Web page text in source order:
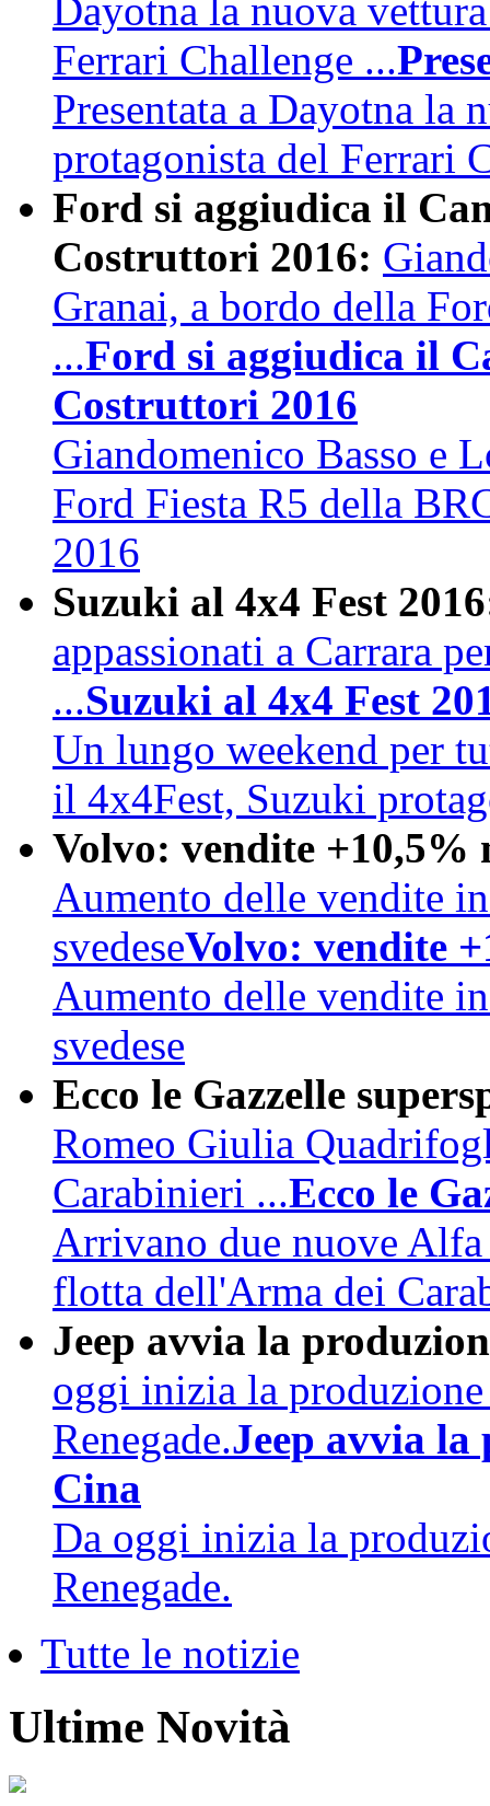
Dayotna la nuova
Ferrari Challenge ...
Presentata a Dayotna la
protagonista del Ferrari
Ford si aggiudica il
Costruttori 2016:
Granai, a bordo della
...Ford si aggiudica il
Costruttori 2016
Giandomenico Basso e
Ford Fiesta R5 della
2016
Suzuki al 4x4 Fest
appassionati a Carrara
...Suzuki al 4x4 Fest
Un lungo weekend per
il 4x4Fest, Suzuki
Volvo: vendite +10,5%
Aumento delle vendite
svedeseVolvo: vendite
Aumento delle vendite
svedese
Ecco le Gazzelle
Romeo Giulia
Carabinieri ...Ecco le
Arrivano due nuove
flotta dell'Arma dei
Jeep avvia la
oggi inizia la
Renegade.Jeep avvia la
Cina
Da oggi inizia la
Renegade.
Tutte le notizie
Ultime Novità